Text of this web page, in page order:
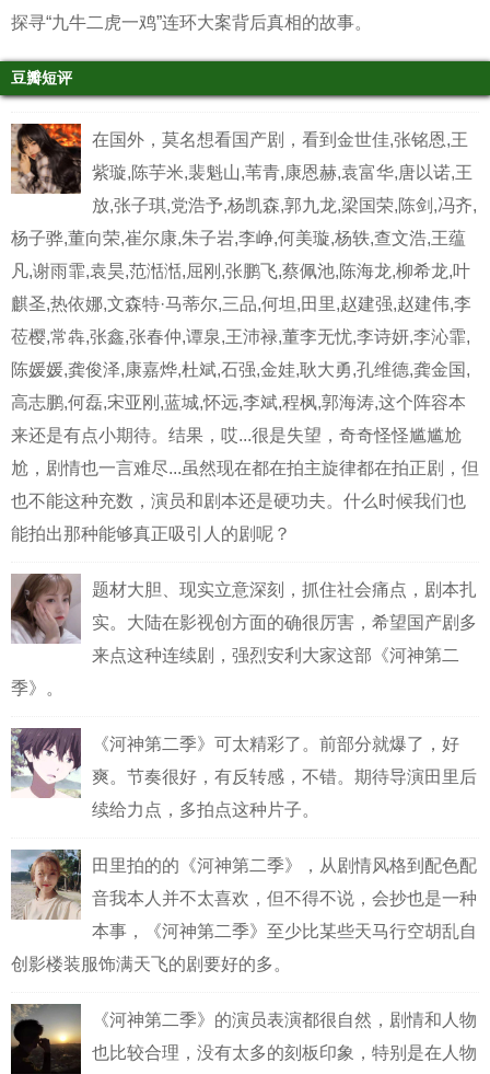
探寻“九牛二虎一鸡”连环大案背后真相的故事。
豆瓣短评
在国外，莫名想看国产剧，看到金世佳,张铭恩,王
紫璇,陈芋米,裴魁山,苇青,康恩赫,袁富华,唐以诺,王
放,张子琪,党浩予,杨凯森,郭九龙,梁国荣,陈剑,冯齐,
杨子骅,董向荣,崔尔康,朱子岩,李峥,何美璇,杨轶,查文浩,王蕴
凡,谢雨霏,袁昊,范湉湉,屈刚,张鹏飞,蔡佩池,陈海龙,柳希龙,叶
麒圣,热依娜,文森特·马蒂尔,三品,何坦,田里,赵建强,赵建伟,李
莅樱,常犇,张鑫,张春仲,谭泉,王沛禄,董李无忧,李诗妍,李沁霏,
陈媛媛,龚俊泽,康嘉烨,杜斌,石强,金娃,耿大勇,孔维德,龚金国,
高志鹏,何磊,宋亚刚,蓝城,怀远,李斌,程枫,郭海涛,这个阵容本
来还是有点小期待。结果，哎...很是失望，奇奇怪怪尴尴尬
尬，剧情也一言难尽...虽然现在都在拍主旋律都在拍正剧，但
也不能这种充数，演员和剧本还是硬功夫。什么时候我们也
能拍出那种能够真正吸引人的剧呢？
题材大胆、现实立意深刻，抓住社会痛点，剧本扎
实。大陆在影视创方面的确很厉害，希望国产剧多
来点这种连续剧，强烈安利大家这部《河神第二
季》。
《河神第二季》可太精彩了。前部分就爆了，好
爽。节奏很好，有反转感，不错。期待导演田里后
续给力点，多拍点这种片子。
田里拍的的《河神第二季》，从剧情风格到配色配
音我本人并不太喜欢，但不得不说，会抄也是一种
本事，《河神第二季》至少比某些天马行空胡乱自
创影楼装服饰满天飞的剧要好的多。
《河神第二季》的演员表演都很自然，剧情和人物
也比较合理，没有太多的刻板印象，特别是在人物